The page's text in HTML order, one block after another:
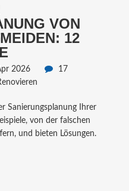
VON
12
2026
17
Sanierungsplanung Ihrer
von der falschen
und bieten Lösungen.